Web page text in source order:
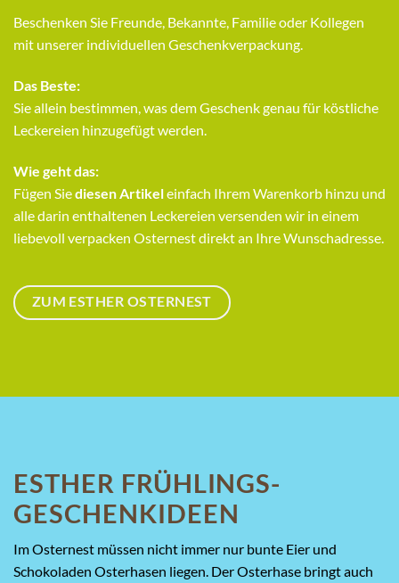
Beschenken Sie Freunde, Bekannte, Familie oder Kollegen
mit unserer individuellen Geschenkverpackung.
Das Beste:
Sie allein bestimmen, was dem Geschenk genau für köstliche
Leckereien hinzugefügt werden.
Wie geht das:
Fügen Siediesen Artikeleinfach Ihrem Warenkorb hinzu und
alle darin enthaltenen Leckereien versenden wir in einem
liebevoll verpacken Osternest direkt an Ihre Wunschadresse.
ZUM ESTHER OSTERNEST
ESTHER FRÜHLINGS-
GESCHENKIDEEN
Im Osternest müssen nicht immer nur bunte Eier und
Schokoladen Osterhasen liegen. Der Osterhase bringt auch